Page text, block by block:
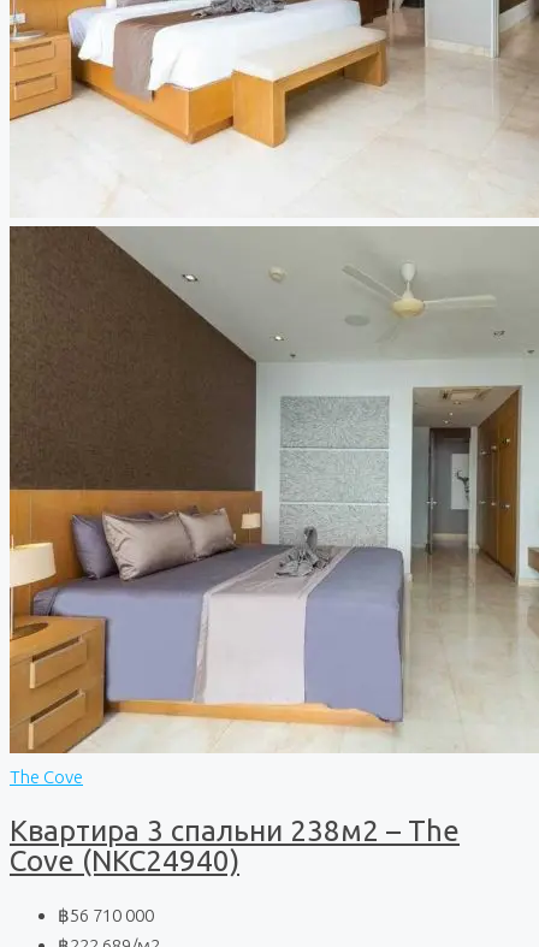
The Cove
Квартира 3 спальни 238м2 – The
Cove (NKC24940)
฿56 710 000